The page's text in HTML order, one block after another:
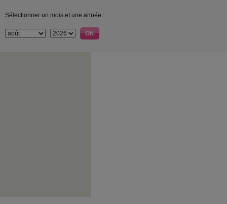
Sélectionner un mois et une année :